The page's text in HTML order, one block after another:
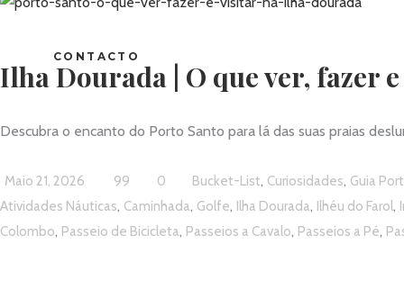
CONTACTO
Ilha Dourada | O que ver, fazer
Descubra o encanto do Porto Santo para lá das suas praias
Maio 21, 2026 99 0 Bucket-List, Curiosidades, Guia
Atividades Náuticas, Caminhada, Golfe, Ilha Dourada, Ilhéu do Farol ,
Colombo, Passeio de Bicicleta, Passeios a Cavalo, Passeios a Pé,